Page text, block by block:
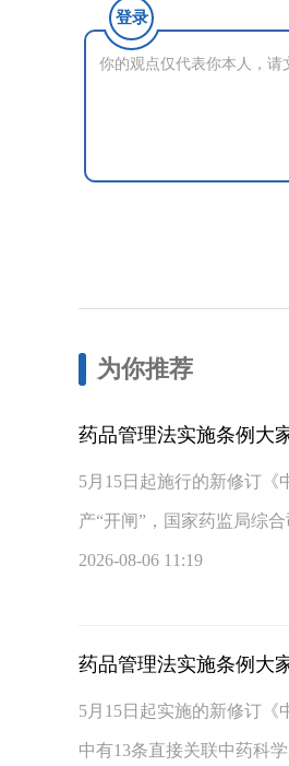
登录
为你推荐
药品管理法实施条例大
5月15日起施行的新修订
产“开闸”，国家药监局综
2026-08-06 11:19
药品管理法实施条例大
5月15日起实施的新修订
中有13条直接关联中药科